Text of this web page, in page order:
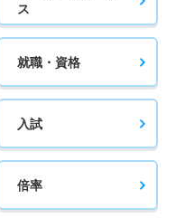
ス
就職・資格
入試
倍率